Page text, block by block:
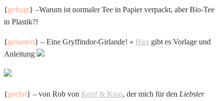
{gefragt} –Warum ist normaler Tee in Papier verpackt, aber Bio-Tee
in Plastik?!
{gebastelt} – Eine Gryffindor-Girlande! » Hier gibt es Vorlage und
Anleitung
{geehrt} – von Rob von Kopf & Kino, der mich für den Liebster